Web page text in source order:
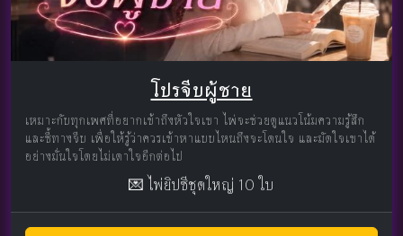
โปรจีบผู้ชาย
เหมาะกับทุกเพศที่อยากเข้าถึงหัวใจเขา ไพ่จะช่วยดูแนวโน้มความรู้สึก
และชี้ทางจีบ เพื่อให้รู้ว่าควรเข้าหาแบบไหนถึงจะโดนใจ และมัดใจเขาได้
อย่างมั่นใจโดยไม่เดาใจอีกต่อไป
💌 ไพ่ยิปซีชุดใหญ่ 10 ใบ